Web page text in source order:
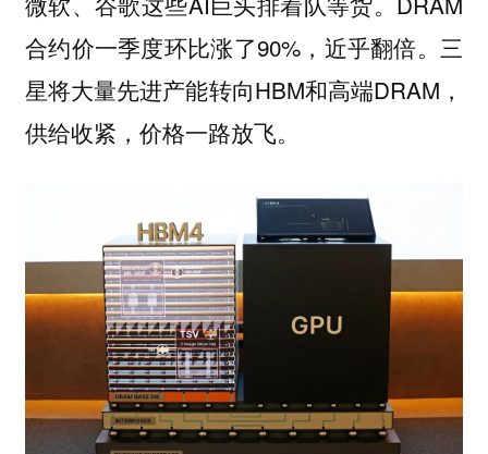
合约价一季度环比涨了90%，近乎翻倍。三
星将大量先进产能转向HBM和高端DRAM，
供给收紧，价格一路放飞。